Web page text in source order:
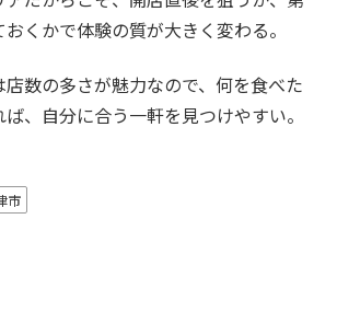
くかで体験の質が大きく変わる。
数の多さが魅力なので、何を食べた
、自分に合う一軒を見つけやすい。
市